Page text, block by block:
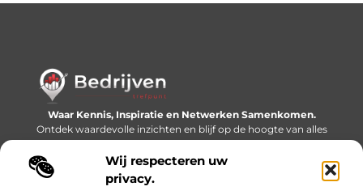
Wij respecteren uw
privacy.
Waar Kennis, Inspiratie en Netwerken Samenkomen.
Ontdek waardevolle inzichten en blijf op de hoogte van alles
wat er speelt in de wereld.
Bericht categorie